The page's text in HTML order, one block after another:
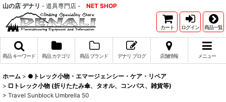
山の店 デナリ - 道具専門店 - NET SHOP
カート ログイン 商品一覧
商品 キーワード 商品 カテゴリ 商品 ブランド デナリ ブログ 店舗情報 メニュー
ホーム > ●トレック小物・エマージェンシー・ケア・リペア
> □トレック小物 (折りたたみ傘、タオル、コンパス、雑貨等)
> Travel Sunblock Umbrella 50